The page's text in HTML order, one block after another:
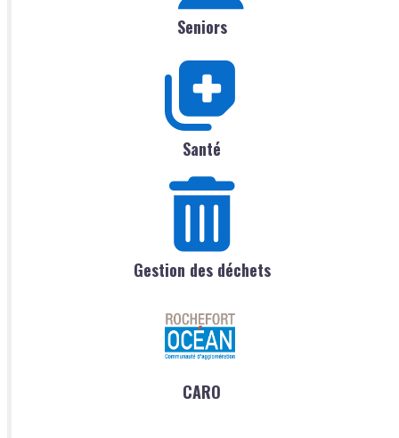
Seniors
Santé
Gestion des déchets
CARO